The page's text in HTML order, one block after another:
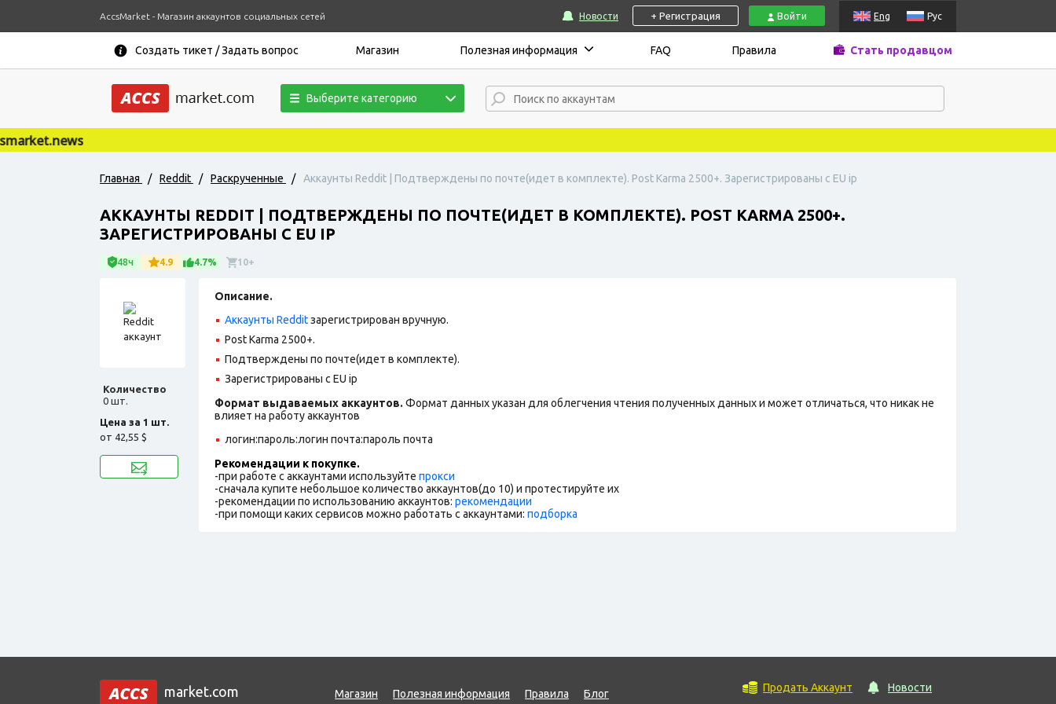
AccsMarket - Магазин аккаунтов социальных сетей Новости + Регистрация Войти Eng Рус
Создать тикет / Задать вопрос Магазин Полезная информация FAQ Правила Стать продавцом
Выберите категорию
Главная / Reddit / Раскрученные / Аккаунты Reddit | Подтверждены по почте(идет в комплекте). Post Karma 2500+. Зарегистрированы с EU ip
АККАУНТЫ REDDIT | ПОДТВЕРЖДЕНЫ ПО ПОЧТЕ(ИДЕТ В КОМПЛЕКТЕ). POST KARMA 2500+.
ЗАРЕГИСТРИРОВАНЫ С EU IP
48ч 4.9 4.7% 10+
Количество
0 шт.
Цена за 1 шт.
от 42,55 $
Описание.
Аккаунты Redditзарегистрирован вручную.
Post Karma 2500+.
Подтверждены по почте(идет в комплекте).
Зарегистрированы с EU ip
Формат выдаваемых аккаунтов. Формат данных указан для облегчения чтения полученных данных и может отличаться, что никак не
влияет на работу аккаунтов
логин:пароль:логин почта:пароль почта
Рекомендации к покупке.
-при работе с аккаунтами используйте прокси
-сначала купите небольшое количество аккаунтов(до 10) и протестируйте их
-рекомендации по использованию аккаунтов: рекомендации
-при помощи каких сервисов можно работать с аккаунтами: подборка
market.com Магазин Полезная информация Правила Блог Продать Аккаунт Новости